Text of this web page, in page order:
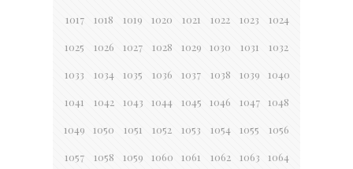
1017 1018 1019 1020 1021 1022 1023 1024
1025 1026 1027 1028 1029 1030 1031 1032
1033 1034 1035 1036 1037 1038 1039 1040
1041 1042 1043 1044 1045 1046 1047 1048
1049 1050 1051 1052 1053 1054 1055 1056
1057 1058 1059 1060 1061 1062 1063 1064